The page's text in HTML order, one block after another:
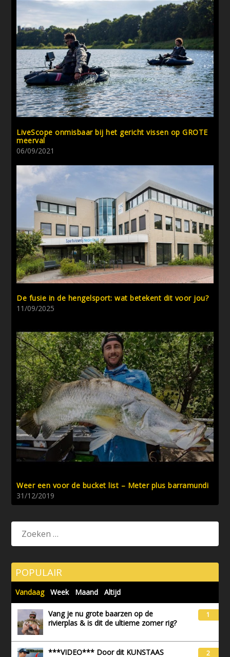
LiveScope onmisbaar bij het gericht vissen op GROTE
meerval
06/09/2021
De fusie in de hengelsport: wat betekent dit voor jou?
11/09/2025
Weer een voor de bucket list – Meter plus barramundi
31/12/2019
POPULAIR
Vandaag Week Maand Altijd
Vang je nu grote baarzen op de
rivierplas & is dit de ultieme zomer rig?
1
***VIDEO*** Door dit KUNSTAAS
2